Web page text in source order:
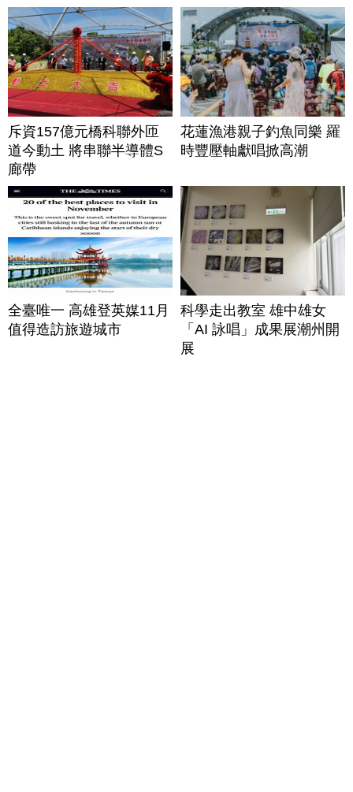
斥資157億元橋科聯外匝
道今動土 將串聯半導體S
廊帶
花蓮漁港親子釣魚同樂 羅
時豐壓軸獻唱掀高潮
全臺唯一 高雄登英媒11月
值得造訪旅遊城市
科學走出教室 雄中雄女
「AI 詠唱」成果展潮州開
展